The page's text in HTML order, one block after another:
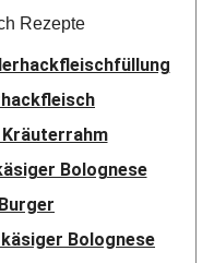
Rezepte
Bolognese
Bolognese